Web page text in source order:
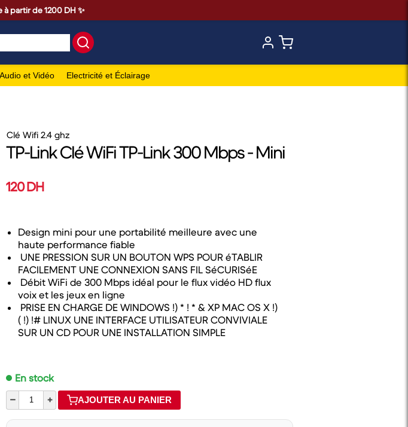
partir de 1200 DH ✨
Audio et Vidéo Electricité et Éclairage
Clé Wifi 2.4 ghz
TP-Link Clé WiFi TP-Link 300 Mbps - Mini
120 DH
Design mini pour une portabilité meilleure avec une
haute performance fiable
UNE PRESSION SUR UN BOUTON WPS POUR éTABLIR
FACILEMENT UNE CONNEXION SANS FIL SéCURISéE
Débit WiFi de 300 Mbps idéal pour le flux vidéo HD flux
voix et les jeux en ligne
PRISE EN CHARGE DE WINDOWS !) * ! * & XP MAC OS X !)
( !) !# LINUX UNE INTERFACE UTILISATEUR CONVIVIALE
SUR UN CD POUR UNE INSTALLATION SIMPLE
En stock
–
+ AJOUTER AU PANIER